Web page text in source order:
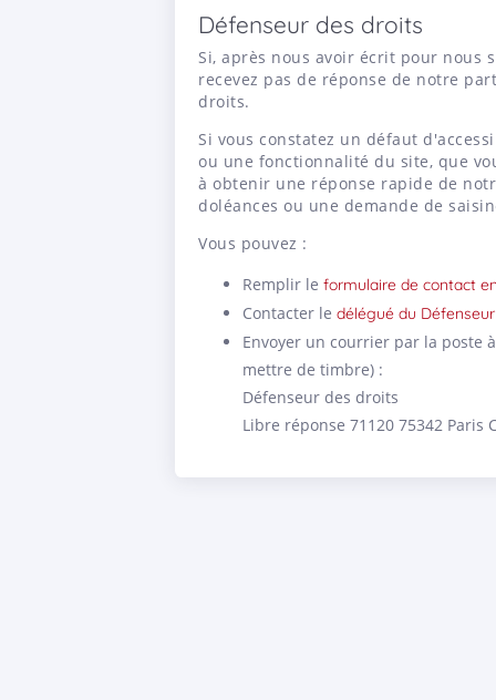
Défenseur des droits
Si, après nous avoir écrit pour nous
recevez pas de réponse de notre
droits.
Si vous constatez un défaut
ou une fonctionnalité du site, que
à obtenir une réponse rapide de
doléances ou une demande de
Vous pouvez :
Remplir le formulaire de contact
Contacter le délégué du
Envoyer un courrier par la poste
mettre de timbre) :
Défenseur des droits
Libre réponse 71120 75342 Paris